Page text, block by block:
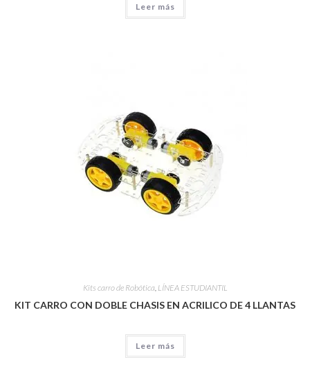
Leer más
Kits carro de Robótica, LÍNEA ESTUDIANTIL
KIT CARRO CON DOBLE CHASIS EN ACRILICO DE 4 LLANTAS
Leer más